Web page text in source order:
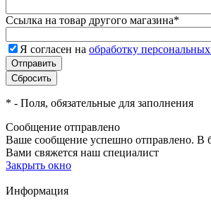
Ссылка на товар другого магазина*
Я согласен на обработку
* - Поля, обязательные для заполнения
Сообщение отправлено
Ваше сообщение успешно отправлено. В
Вами свяжется наш специалист
Закрыть окно
Информация